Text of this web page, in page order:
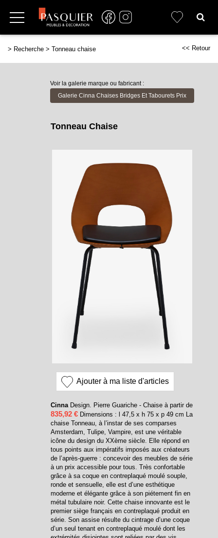
> Recherche > Tonneau chaise << Retour
Voir la galerie marque ou fabricant :
Galerie Cinna Chaises Bridges Et Tabourets Prix
Ajouter à ma liste d'articles
Tonneau Chaise
CinnaDesign. Pierre Guariche - Chaise à partir de
835,92 €Dimensions : l 47,5 x h 75 x p 49 cm La
chaise Tonneau, à l’instar de ses comparses
Amsterdam, Tulipe, Vampire, est une véritable
icône du design du XXème siècle. Elle répond en
tous points aux impératifs imposés aux créateurs
de l’après-guerre : concevoir des meubles de série
à un prix accessible pour tous. Très confortable
grâce à sa coque en contreplaqué moulé souple,
ronde et sensuelle, elle est d’une esthétique
moderne et élégante grâce à son piétement fin en
métal tubulaire noir. Cette chaise innovante est le
premier siège français en contreplaqué produit en
série. Son assise résulte du cintrage d’une coque
d’un seul tenant en contreplaqué moulé dont les